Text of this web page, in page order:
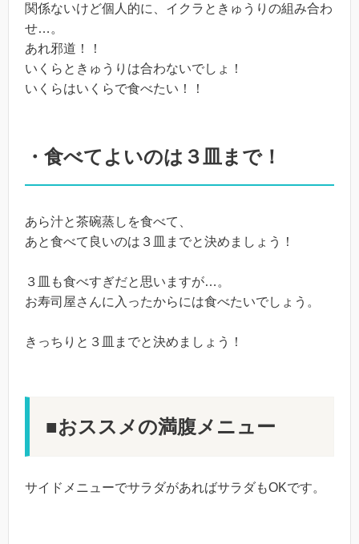
関係ないけど個人的に、イクラときゅうりの組み合わ
せ…。
あれ邪道！！
いくらときゅうりは合わないでしょ！
いくらはいくらで食べたい！！
・食べてよいのは３皿まで！
あら汁と茶碗蒸しを食べて、
あと食べて良いのは３皿までと決めましょう！
３皿も食べすぎだと思いますが…。
お寿司屋さんに入ったからには食べたいでしょう。
きっちりと３皿までと決めましょう！
■おススメの満腹メニュー
サイドメニューでサラダがあればサラダもOKです。